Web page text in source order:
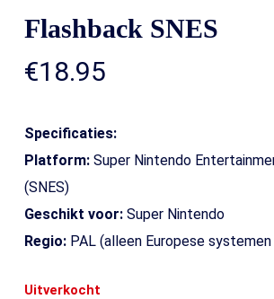
Flashback SNES
€18.95
Specificaties:
Platform:Super Nintendo
(SNES)
Geschikt voor:Super Nintendo
Regio:PAL (alleen Europese
Uitverkocht